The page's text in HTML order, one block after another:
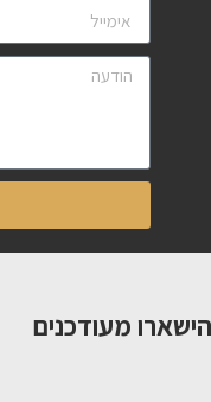
מעודכנים